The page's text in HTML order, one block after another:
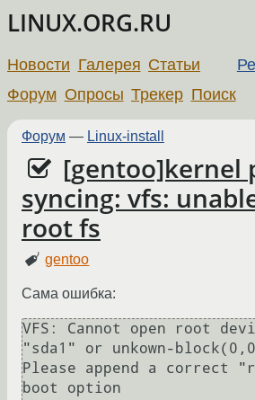
LINUX.ORG.RU
Новости Галерея Статьи
Форум Опросы Трекер Поиск
Форум — Linux-install
[gentoo]kernel
syncing: vfs:
root fs
gentoo
Сама ошибка:
VFS: Cannot open root
"sda1" or unkown-
Please append a correct
boot option